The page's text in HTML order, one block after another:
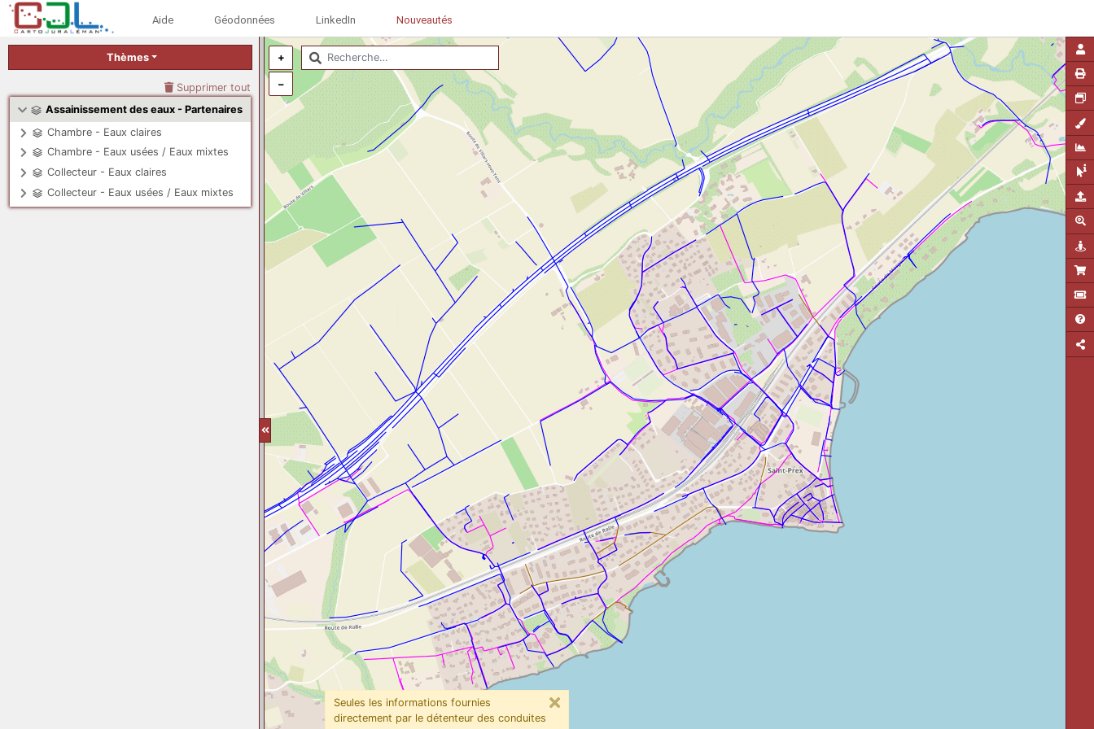
Aide Géodonnées LinkedIn Nouveautés
Thèmes
Supprimer tout
Assainissement des eaux - Partenaires
Chambre - Eaux claires
Chambre - Eaux usées / Eaux mixtes
Collecteur - Eaux claires
Collecteur - Eaux usées / Eaux mixtes
+
–
Seules les informations fournies
directement par le détenteur des conduites